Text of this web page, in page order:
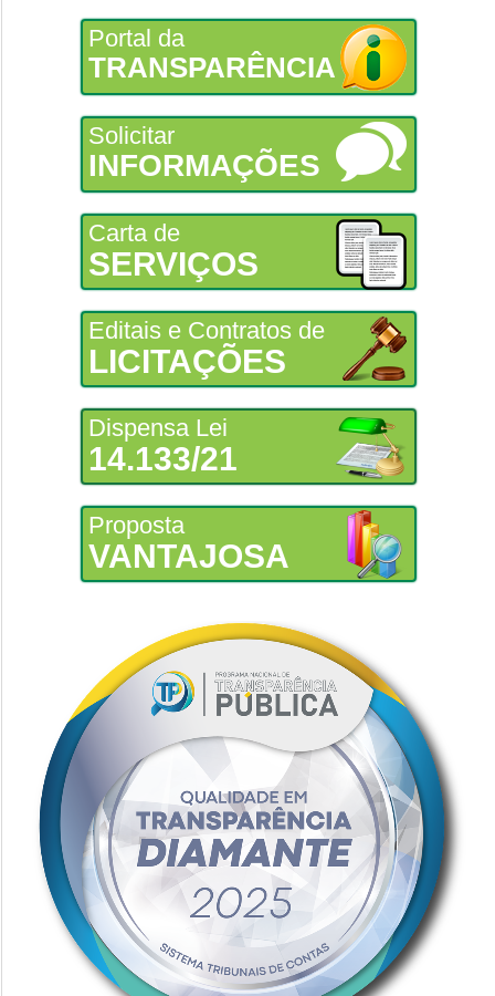
Portal da
TRANSPARÊNCIA
Solicitar
INFORMAÇÕES
Carta de
SERVIÇOS
Editais e Contratos de
LICITAÇÕES
Dispensa Lei
14.133/21
Proposta
VANTAJOSA